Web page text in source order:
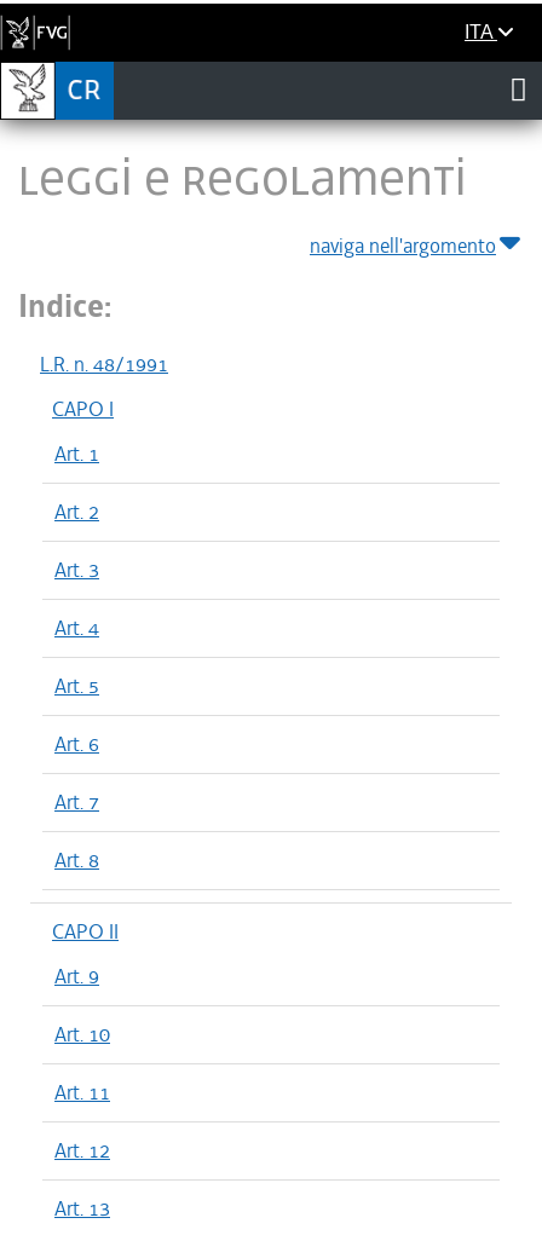
ITA
LEGGI E REGOLAMENTI
naviga nell'argomento
Indice:
L.R. n. 48/1991
CAPO I
Art. 1
Art. 2
Art. 3
Art. 4
Art. 5
Art. 6
Art. 7
Art. 8
CAPO II
Art. 9
Art. 10
Art. 11
Art. 12
Art. 13